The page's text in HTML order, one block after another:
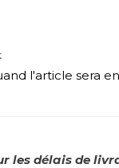
l'article sera
les délais de